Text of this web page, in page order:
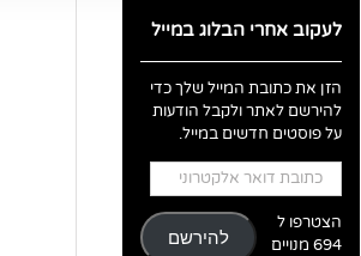
לעקוב אחרי הבלוג במייל
הזן את כתובת המייל שלך כדי
להירשם לאתר ולקבל הודעות
על פוסטים חדשים במייל.
כתובת
דואר
אלקטרוני
להירשם
הצטרפו ל
694 מנויים